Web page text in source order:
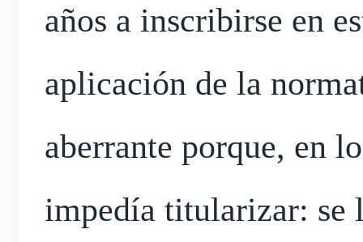
años a inscribirse en
aplicación de la
aberrante porque, en
impedía titularizar: se